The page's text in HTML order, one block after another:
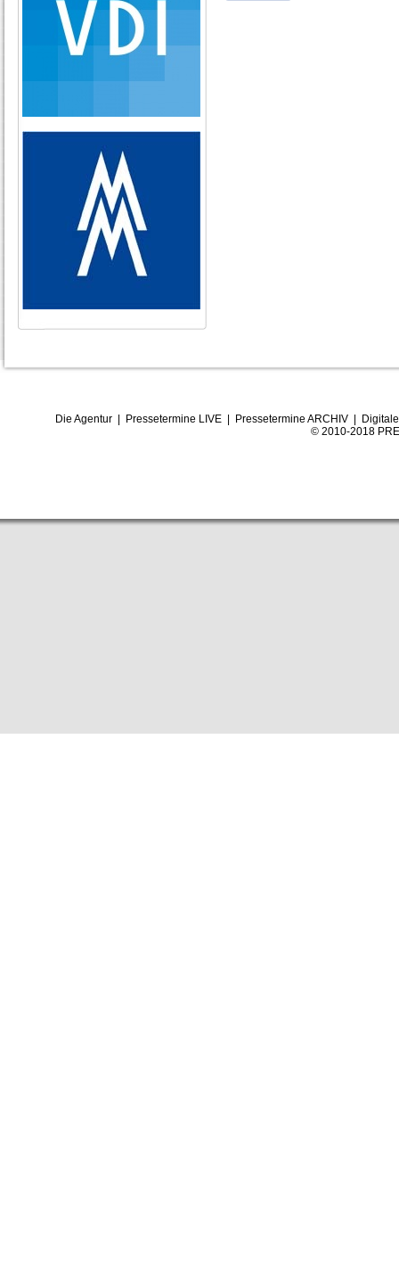
Die Agentur| Pressetermine LIVE| Pressetermine ARCHIV|
© 2010-2018